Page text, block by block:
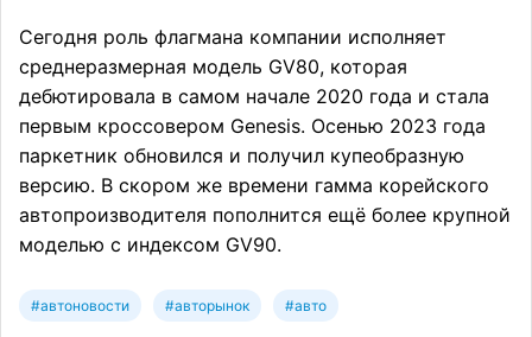
Сегодня роль флагмана компании исполняет
среднеразмерная модель GV80, которая
дебютировала в самом начале 2020 года и стала
первым кроссовером Genesis. Осенью 2023 года
паркетник обновился и получил купеобразную
версию. В скором же времени гамма корейского
автопроизводителя пополнится ещё более крупной
моделью с индексом GV90.
#автоновости #авторынок #авто